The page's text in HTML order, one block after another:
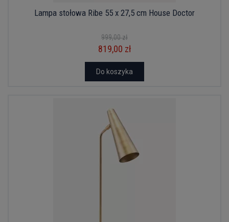
Lampa stołowa Ribe 55 x 27,5 cm House Doctor
999,00 zł
819,00 zł
Do koszyka